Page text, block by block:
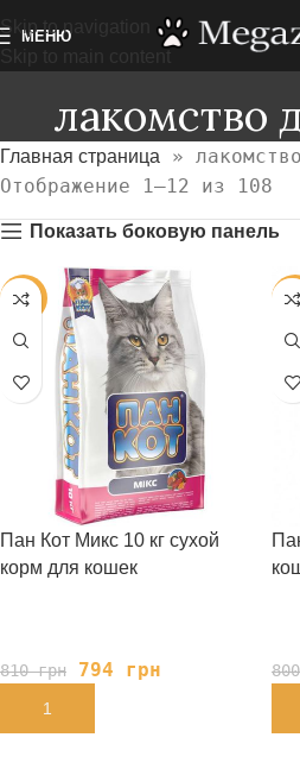
Skip to navigation
МЕНЮ
лакомство
Главная страница »
Отображение 1–12 из 108
Показать боковую панель
-2%
Пан Кот Микс 10 кг сухой
корм для кошек
810грн 794 грн
В КОРЗИНУ
-2%